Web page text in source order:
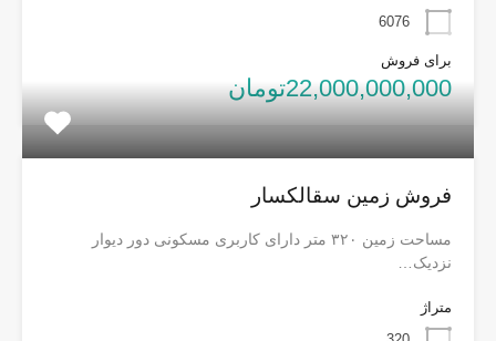
6076
برای فروش
22,000,000,000تومان
فروش زمین سقالکسار
مساحت زمین ۳۲۰ متر دارای کاربری مسکونی دور دیوار
نزدیک…
متراژ